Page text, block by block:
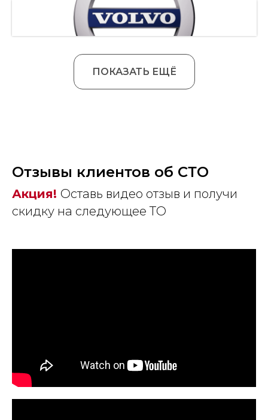
ПОКАЗАТЬ ЕЩЁ
Отзывы клиентов об СТО
Акция! Оставь видео отзыв и получи
скидку на следующее ТО